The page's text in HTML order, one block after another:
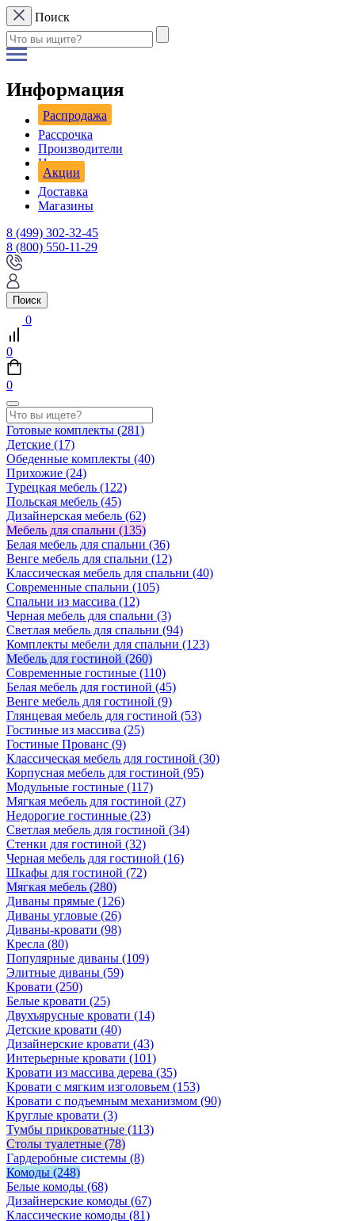
Поиск
Информация
Распродажа
Рассрочка
Производители
Новости
Акции
Доставка
Магазины
8 (499) 302-32-45
8 (800) 550-11-29
Поиск
0
0
0
Готовые комплекты (281)
Детские (17)
Обеденные комплекты (40)
Прихожие (24)
Турецкая мебель (122)
Польская мебель (45)
Дизайнерская мебель (62)
Мебель для спальни (135)
Белая мебель для спальни (36)
Венге мебель для спальни (12)
Классическая мебель для спальни (40)
Современные спальни (105)
Спальни из массива (12)
Черная мебель для спальни (3)
Светлая мебель для спальни (94)
Комплекты мебели для спальни (123)
Мебель для гостиной (260)
Современные гостиные (110)
Белая мебель для гостиной (45)
Венге мебель для гостиной (9)
Глянцевая мебель для гостиной (53)
Гостиные из массива (25)
Гостиные Прованс (9)
Классическая мебель для гостиной (30)
Корпусная мебель для гостиной (95)
Модульные гостиные (117)
Мягкая мебель для гостиной (27)
Недорогие гостинные (23)
Светлая мебель для гостиной (34)
Стенки для гостиной (32)
Черная мебель для гостиной (16)
Шкафы для гостиной (72)
Мягкая мебель (280)
Диваны прямые (126)
Диваны угловые (26)
Диваны-кровати (98)
Кресла (80)
Популярные диваны (109)
Элитные диваны (59)
Кровати (250)
Белые кровати (25)
Двухъярусные кровати (14)
Детские кровати (40)
Дизайнерские кровати (43)
Интерьерные кровати (101)
Кровати из массива дерева (35)
Кровати с мягким изголовьем (153)
Кровати с подъемным механизмом (90)
Круглые кровати (3)
Тумбы прикроватные (113)
Столы туалетные (78)
Гардеробные системы (8)
Комоды (248)
Белые комоды (68)
Дизайнерские комоды (67)
Классические комоды (81)